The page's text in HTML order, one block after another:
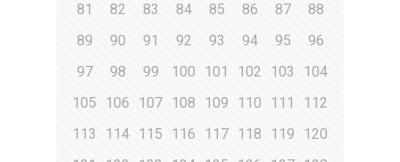
81
82 83 84 85 86 87
88
89
90 91 92 93 94 95
96
97
98 99 100 101 102 103
104
105
106 107 108 109 110 111
112
113
114 115 116 117 118 119
120